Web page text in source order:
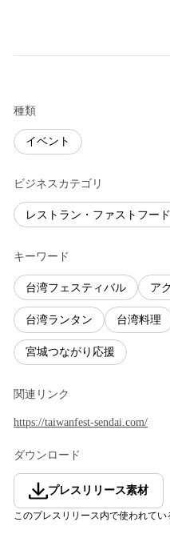
種類
イベント
ビジネスカテゴリ
レストラン・ファストフー
キーワード
台湾フェスティバル ア
台湾ランタン 台湾料理
宮城つながり応援
関連リンク
https://taiwanfest-sendai.com/
ダウンロード
プレスリリース素材
このプレスリリース内で使われて